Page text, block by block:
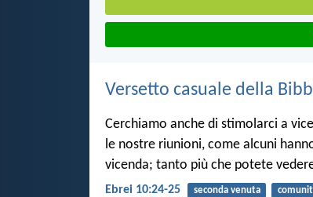
Versetto casuale della
Cerchiamo anche di stimolarci a
le nostre riunioni, come alcuni
vicenda; tanto più che potete
Ebrei 10:24-25 seconda venuta